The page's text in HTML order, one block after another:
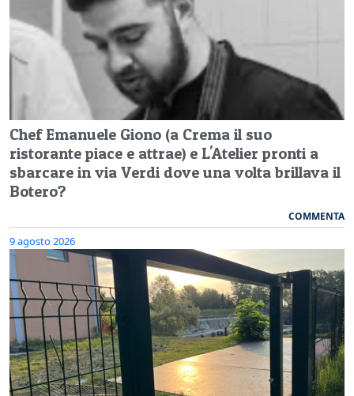
Chef Emanuele Giono (a Crema il suo
ristorante piace e attrae) e L'Atelier pronti a
sbarcare in via Verdi dove una volta brillava il
Botero?
COMMENTA
9 agosto 2026